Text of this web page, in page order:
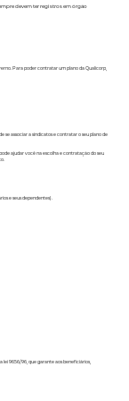
devem ter registros em órgão
Para poder contratar um plano da Qualicorp,
se associar a sindicatos e contratar o seu plano de
ajudar você na escolha e contratação do seu
e seus dependentes).
9656/96, que garante aos beneficiários,